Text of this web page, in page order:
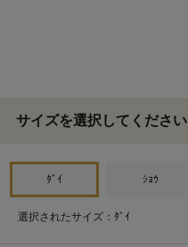
サイズを選択してください
ﾀﾞｲ ｼｮｳ
選択されたサイズ：ﾀﾞｲ